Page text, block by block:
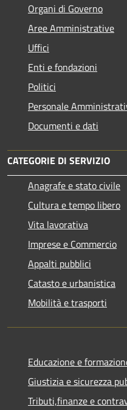
Organi di Governo
Aree Amministrative
Uffici
Enti e fondazioni
Politici
Personale
Documenti e dati
CATEGORIE DI SERVIZIO
Anagrafe e stato civile
Cultura e tempo libero
Vita lavorativa
Imprese e Commercio
Appalti pubblici
Catasto e urbanistica
Mobilità e trasporti
Educazione e
Giustizia e sicurezza
Tributi,finanze e